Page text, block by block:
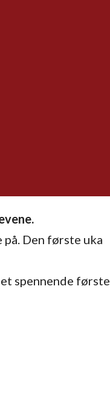
Den første uka
spennende første